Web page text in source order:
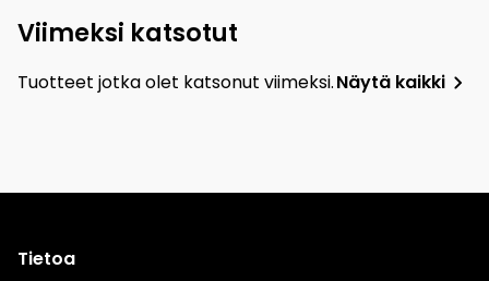
Viimeksi katsotut
Tuotteet jotka olet katsonut viimeksi.Näytä kaikki
Tietoa